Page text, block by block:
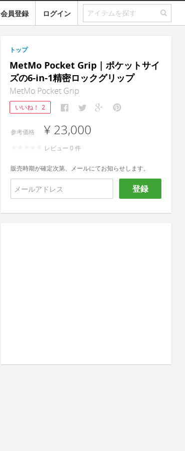
会員登録 ログイン
トップ
MetMo Pocket Grip｜ポケットサイ
ズの6-in-1精密ロックグリップ
MetMo Pocket Grip
いいね！ 2
参考価格 ¥ 23,000
レビュー 0 件
販売時期が確定次第、メールにてお知らせします。
登録